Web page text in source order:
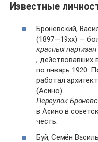
Известные
Броневский,
(1897—19xx) —
красных партизан
, действовавших
по январь 1920.
работал
(Асино).
Переулок
в Асино в
честь.
Буй, Семён